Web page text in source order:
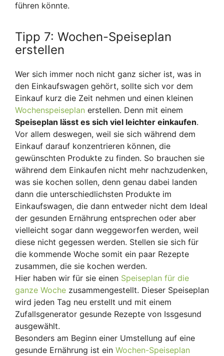
führen könnte.
Tipp 7: Wochen-Speiseplan
erstellen
Wer sich immer noch nicht ganz sicher ist, was in
den Einkaufswagen gehört, sollte sich vor dem
Einkauf kurz die Zeit nehmen und einen kleinen
Wochenspeiseplan erstellen. Denn mit einem
Speiseplan lässt es sich viel leichter einkaufen.
Vor allem deswegen, weil sie sich während dem
Einkauf darauf konzentrieren können, die
gewünschten Produkte zu finden. So brauchen sie
während dem Einkaufen nicht mehr nachzudenken,
was sie kochen sollen, denn genau dabei landen
dann die unterschiedlichsten Produkte im
Einkaufswagen, die dann entweder nicht dem Ideal
der gesunden Ernährung entsprechen oder aber
vielleicht sogar dann weggeworfen werden, weil
diese nicht gegessen werden. Stellen sie sich für
die kommende Woche somit ein paar Rezepte
zusammen, die sie kochen werden.
Hier haben wir für sie einen Speiseplan für die
ganze Woche zusammengestellt. Dieser Speiseplan
wird jeden Tag neu erstellt und mit einem
Zufallsgenerator gesunde Rezepte von Issgesund
ausgewählt.
Besonders am Beginn einer Umstellung auf eine
gesunde Ernährung ist ein Wochen-Speiseplan